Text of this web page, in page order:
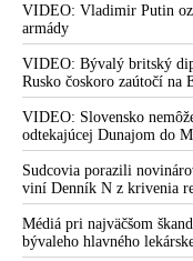
VIDEO: Vladimir Putin
armády
VIDEO: Bývalý britský
Rusko čoskoro zaútočí na
rovnako, ako bolo
Zelenskyj medzitým v
aby vo svete zháňali
mobilizovať a vojna sa do
VIDEO: Slovensko
odtekajúcej Dunajom do
Sudcovia porazili
viní Denník N z krivenia
Médiá pri najväčšom
bývaleho hlavného